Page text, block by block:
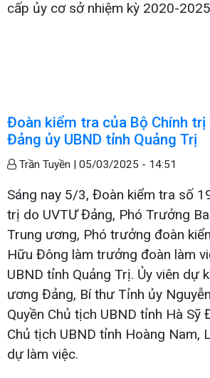
cấp ủy cơ sở nhiệm kỳ 2020-
Đoàn kiểm tra của Bộ Chính trị
Đảng ủy UBND tỉnh Quảng Trị
Trần Tuyền | 05/03/2025 - 14:51
Sáng nay 5/3, Đoàn kiểm tra số
trị do UVTƯ Đảng, Phó Trưởng
Trung ương, Phó trưởng đoàn
Hữu Đông làm trưởng đoàn làm
UBND tỉnh Quảng Trị. Ủy viên dự
ương Đảng, Bí thư Tỉnh ủy
Quyền Chủ tịch UBND tỉnh Hà Sỹ
Chủ tịch UBND tỉnh Hoàng Nam,
dự làm việc.